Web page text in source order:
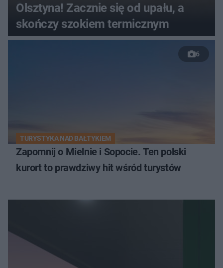
Olsztyna! Zacznie się od upału, a
skończy szokiem termicznym
6
TURYSTYKA NAD BAŁTYKIEM
Zapomnij o Mielnie i Sopocie. Ten polski
kurort to prawdziwy hit wśród turystów